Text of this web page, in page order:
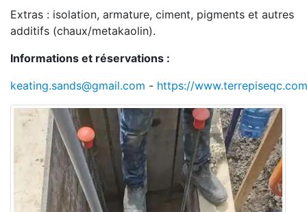
Extras : isolation, armature, ciment, pigments et autres
additifs (chaux/metakaolin).
Informations et réservations :
keating.sands@gmail.com - https://www.terrepiseqc.com